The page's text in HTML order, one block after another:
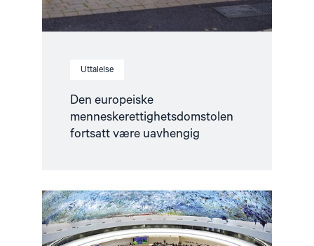
Uttalelse
Den europeiske
menneskerettighetsdomstolen
fortsatt være uavhengig
Read
article
"Rapport
om
Norge